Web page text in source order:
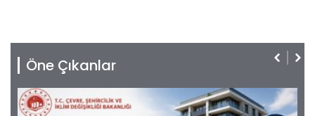
Öne Çıkanlar